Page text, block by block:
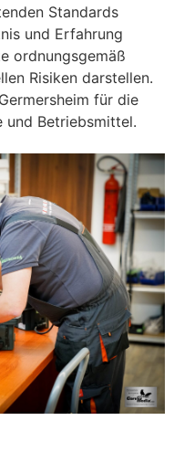
Standards
und Erfahrung
ordnungsgemäß
Risiken darstellen.
für die
und Betriebsmittel.